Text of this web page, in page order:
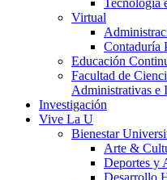
Tecnología
Virtual
Contaduría
Educación
Facultad de
Administrativas e
Investigación
Vive La U
Bienestar
Arte &
Deportes y
Desarrollo